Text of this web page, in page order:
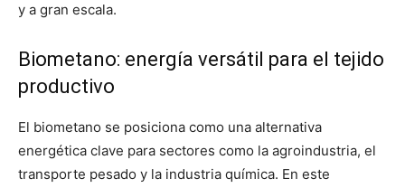
y a gran escala.
Biometano: energía versátil para el tejido
productivo
El biometano se posiciona como una alternativa
energética clave para sectores como la agroindustria, el
transporte pesado y la industria química. En este